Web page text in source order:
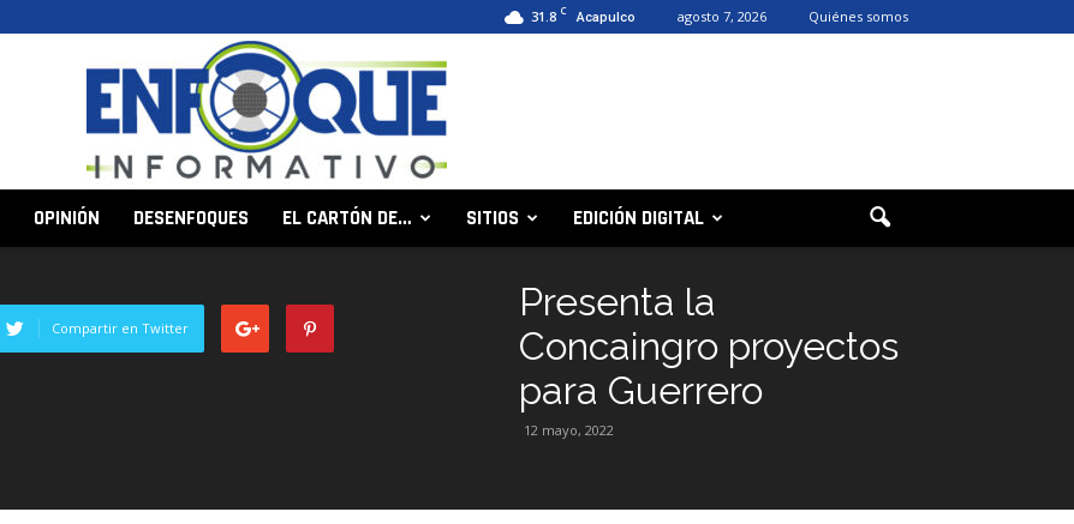
31.8 C Acapulco agosto 7, 2026 Quiénes somos
OPINIÓN DESENFOQUES EL CARTÓN DE… SITIOS EDICIÓN DIGITAL
Presenta la
Concaingro proyectos
para Guerrero
12 mayo, 2022
Compartir en Twitter